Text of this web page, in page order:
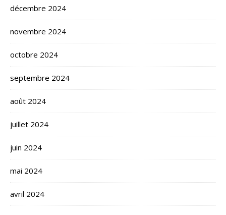
décembre 2024
novembre 2024
octobre 2024
septembre 2024
août 2024
juillet 2024
juin 2024
mai 2024
avril 2024